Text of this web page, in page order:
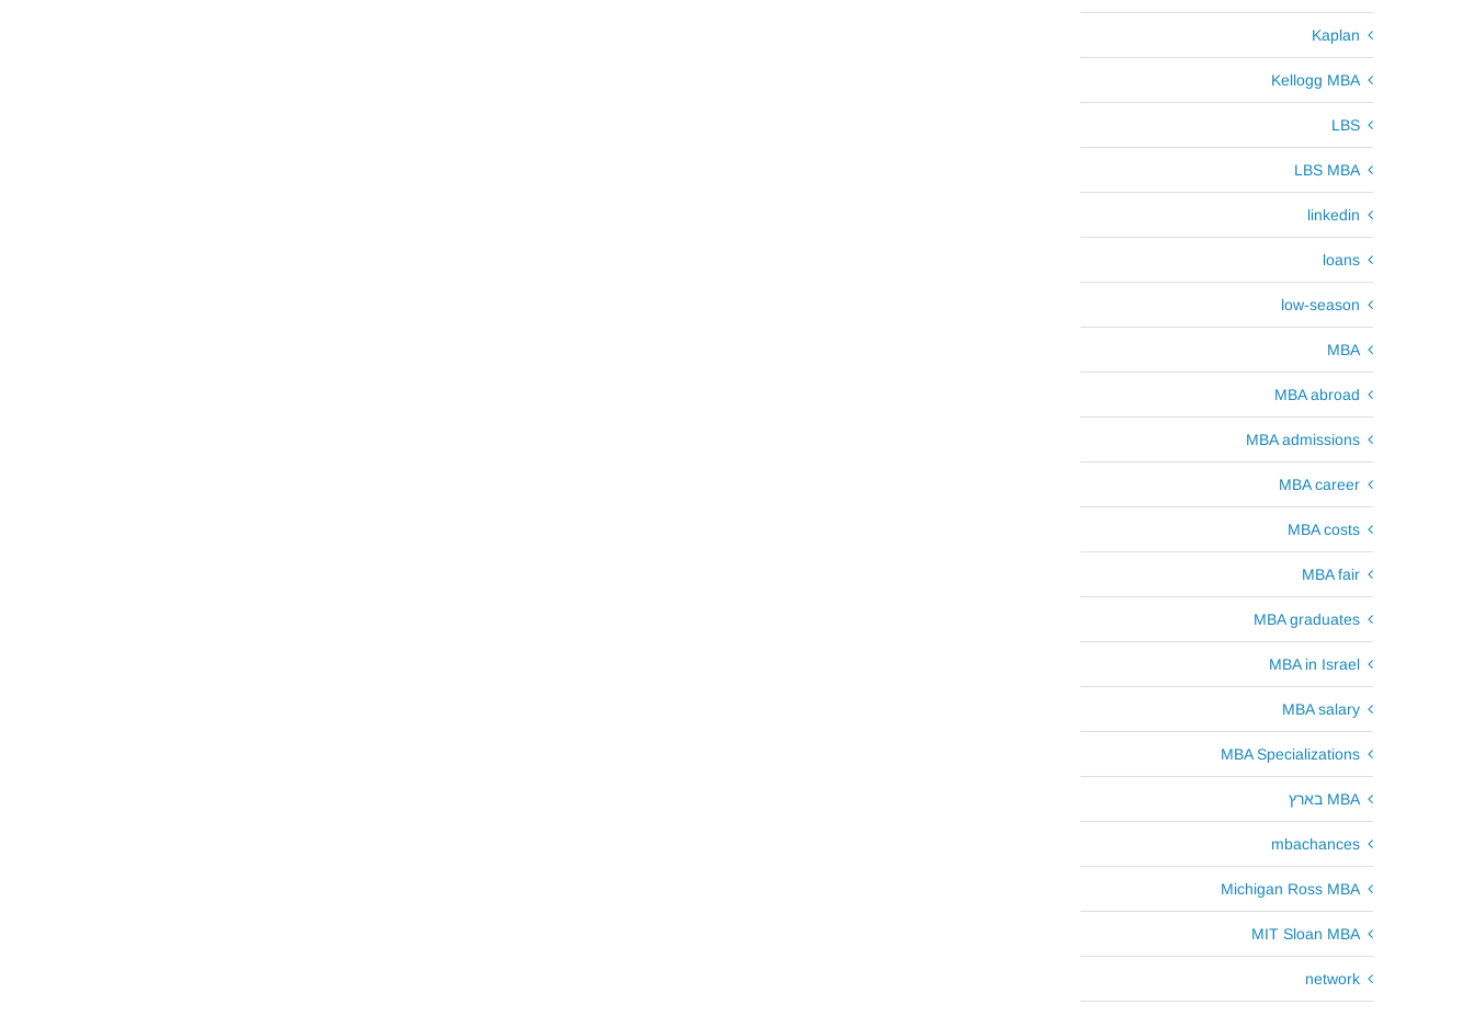
Kaplan
Kellogg MBA
LBS
LBS MBA
linkedin
loans
low-season
MBA
MBA abroad
MBA admissions
MBA career
MBA costs
MBA fair
MBA graduates
MBA in Israel
MBA salary
MBA Specializations
MBA בארץ
mbachances
Michigan Ross MBA
MIT Sloan MBA
network